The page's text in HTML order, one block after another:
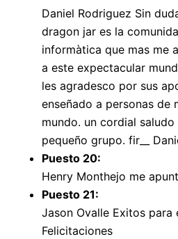
Daniel Rodriguez Sin
dragon jar es la
informàtica que mas me
a este expectacular
les agradesco por sus
enseñado a personas de
mundo. un cordial
pequeño grupo. fir__
Puesto 20:
Henry Monthejo me
Puesto 21:
Jason Ovalle Exitos para
Felicitaciones